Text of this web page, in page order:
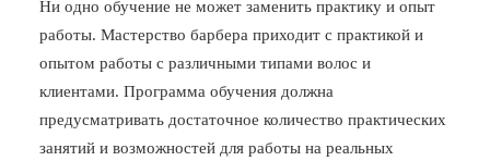
Ни одно обучение не может заменить практику и опыт
работы. Мастерство барбера приходит с практикой и
опытом работы с различными типами волос и
клиентами. Программа обучения должна
предусматривать достаточное количество практических
занятий и возможностей для работы на реальных